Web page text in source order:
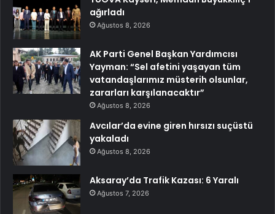
ağırladı
Ağustos 8, 2026
AK Parti Genel Başkan Yardımcısı
Yayman: “Sel afetini yaşayan tüm
vatandaşlarımız müsterih olsunlar,
zararları karşılanacaktır”
Ağustos 8, 2026
Avcılar’da evine giren hırsızı suçüstü
yakaladı
Ağustos 8, 2026
Aksaray’da Trafik Kazası: 6 Yaralı
Ağustos 7, 2026